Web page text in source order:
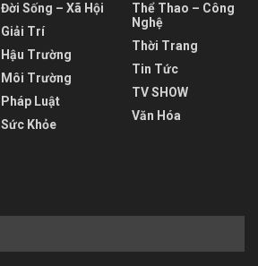
Đời Sống – Xã Hội
Giải Trí
Hậu Trường
Môi Trường
Pháp Luật
Sức Khỏe
Thể Thao – Công
Nghệ
Thời Trang
Tin Tức
TV SHOW
Văn Hóa